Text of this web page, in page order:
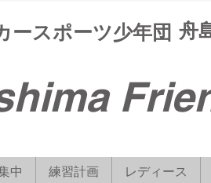
舟
ースポーツ少年団
中 練習計画 レディース